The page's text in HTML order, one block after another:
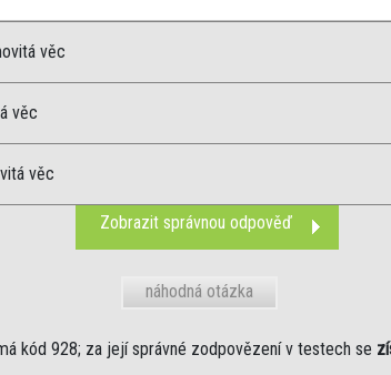
věc
věc
věc
Zobrazit správnou odpověď
náhodná otázka
kód 928; za její správné zodpovězení v testech se